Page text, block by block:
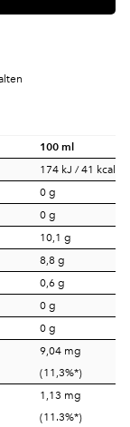
100 ml
174 kJ / 41 kcal
0 g
0 g
10,1 g
8,8 g
0,6 g
0 g
0 g
9,04 mg
(11,3%*)
1,13 mg
(11.3%*)